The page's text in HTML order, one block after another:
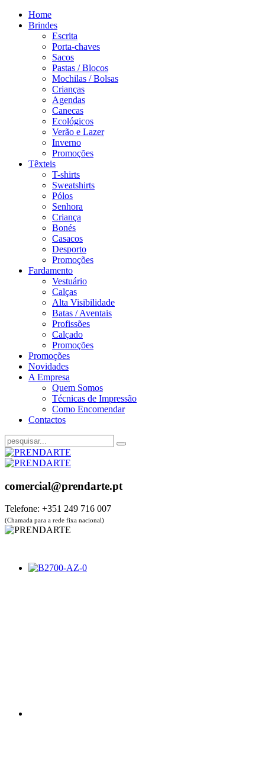
Home
Brindes
Escrita
Porta-chaves
Sacos
Pastas / Blocos
Mochilas / Bolsas
Crianças
Agendas
Canecas
Ecológicos
Verão e Lazer
Inverno
Promoções
Têxteis
T-shirts
Sweatshirts
Pólos
Senhora
Criança
Bonés
Casacos
Desporto
Promoções
Fardamento
Vestuário
Calças
Alta Visibilidade
Batas / Aventais
Profissões
Calçado
Promoções
Promoções
Novidades
A Empresa
Quem Somos
Técnicas de Impressão
Como Encomendar
Contactos
comercial@prendarte.pt
Telefone: +351 249 716 007
(Chamada para a rede fixa nacional)